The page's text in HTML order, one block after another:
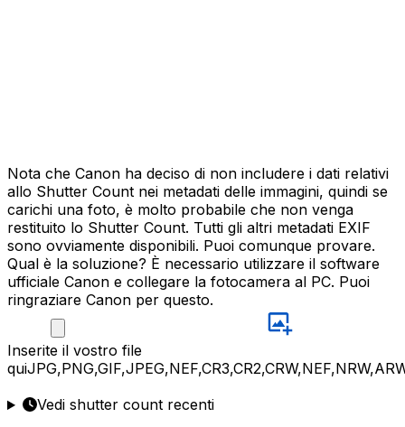
Nota che Canon ha deciso di non includere i dati relativi
allo Shutter Count nei metadati delle immagini, quindi se
carichi una foto, è molto probabile che non venga
restituito lo Shutter Count. Tutti gli altri metadati EXIF
sono ovviamente disponibili. Puoi comunque provare.
Qual è la soluzione? È necessario utilizzare il software
ufficiale Canon e collegare la fotocamera al PC. Puoi
ringraziare Canon per questo.
Inserite il vostro file
qui
Vedi shutter count recenti